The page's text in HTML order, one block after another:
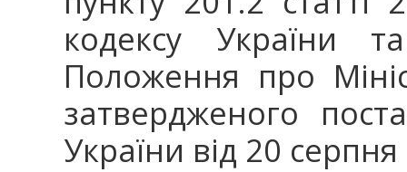
кодексу України
Положення про
затвердженого
України від 20